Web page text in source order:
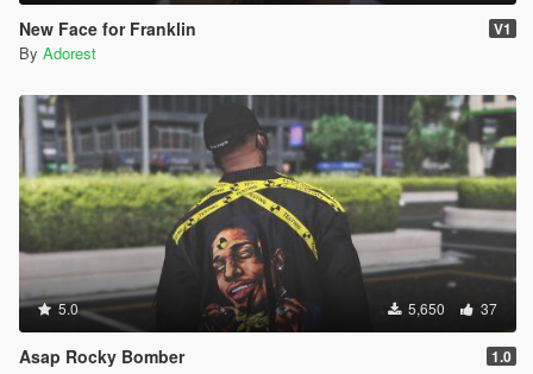
New Face for Franklin V1
By Adorest
5.0 5,650 37
Asap Rocky Bomber 1.0